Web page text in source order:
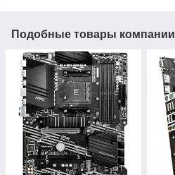
Подобные товары компании